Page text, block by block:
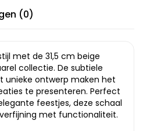
(0)
met de 31,5 cm beige
collectie. De subtiele
unieke ontwerp maken het
te presenteren. Perfect
feestjes, deze schaal
met functionaliteit.